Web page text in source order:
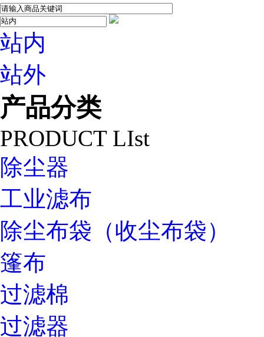
站内
站外
产品分类
PRODUCT LIst
除尘器
工业滤布
除尘布袋（收尘布袋）
篷布
过滤棉
过滤器